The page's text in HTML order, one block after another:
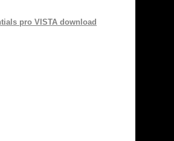
pro VISTA download